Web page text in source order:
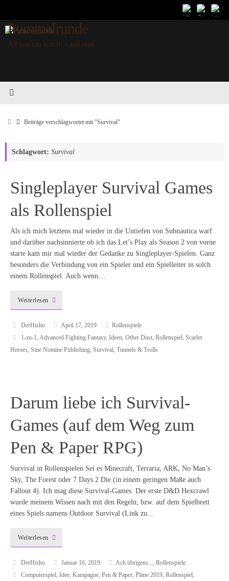
springen
Pummelrunde
All you can watch! - and read
StartBeiträge verschlagwortet mit "Survival"
Schlagwort: Survival
Singleplayer Survival Games
als Rollenspiel
Als ich mich letztens mal wieder in die Untiefen von Subnautica warf
und darüber nachsinnierte ob ich das Let’s Play als Season 2 von vorne
starte kam mir mal wieder der Gedanke zu Singleplayer-Spielen. Ganz
besonders die Verbindung von ein Spieler und ein Spielleiter in solch
einem Rollenspiel. Auch wenn…
Weiterlesen
DerHisho April 17, 2019
Rollenspiele
1-zu-1 Advanced Fighting Fantasy, Ideen, Other Dust, Rollenspiel, Scarlet
Heroes Sine Nomine Publishing Survival Tunnels & Trolls
Darum liebe ich Survival-
Games (auf dem Weg zum
Pen & Paper RPG)
Survival in Rollenspielen Sei es Minecraft, Terraria, ARK, No Man’s
Sky, The Forest oder 7 Days 2 Die (in einem geringen Maße auch
Fallout 4). Ich mag diese Survival-Games. Der erste D&D Hexcrawl
wurde meinem Wissen nach mit den Regeln, bzw. auf dem Spielbrett
eines Spiels namens Outdoor Survival (Link zu…
Weiterlesen
DerHisho Januar 16, 2019 Ach übrigens...
Rollenspiele
Computerspiel, Idee, Kampagne, Pen & Paper, Pläne 2019, Rollenspiel,